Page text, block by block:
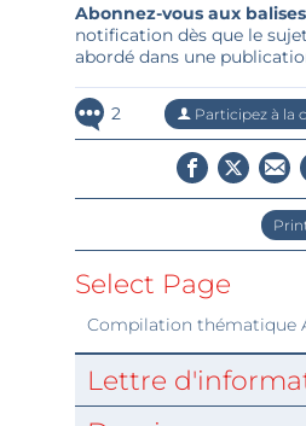
Abonnez-vous aux balises
notification dès que le
abordé dans une
2 Participez à la
Select Page
Compilation thématique
Lettre